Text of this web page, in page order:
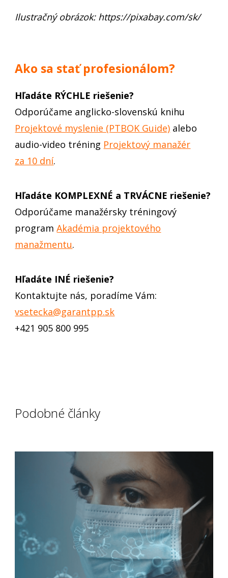
Ilustračný obrázok: https://pixabay.com/sk/
Ako sa stať profesionálom?
Hľadáte RÝCHLE riešenie?
Odporúčame anglicko-slovenskú knihu
Projektové myslenie (PTBOK Guide) alebo
audio-video tréning Projektový manažér
za 10 dní.
Hľadáte KOMPLEXNÉ a TRVÁCNE riešenie?
Odporúčame manažérsky tréningový
programAkadémia projektového
manažmentu.
Hľadáte INÉ riešenie?
Kontaktujte nás, poradíme Vám:
vsetecka@garantpp.sk
+421 905 800 995
Podobné články